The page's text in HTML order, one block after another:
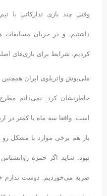
وقتی چند بازی تدارکاتی با
داشتیم، و در جریان مسابقات
کردیم، شرایط برای بازی‌های
ملی‌پوش واترپلوی ایران همچنین
خاطرنشان کرد: نمی‌دانم
است. واقعا سه ماه یا کمتر در
باز هم برخی موارد با مشکل رو
نبود. شاید اگر حمزه روانشناس
ضربه می‌خوردیم. دوست ندارم